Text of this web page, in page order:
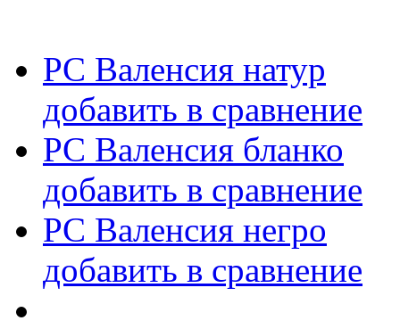
РС Валенсия натур
добавить в сравнение
РС Валенсия бланко
добавить в сравнение
РС Валенсия негро
добавить в сравнение